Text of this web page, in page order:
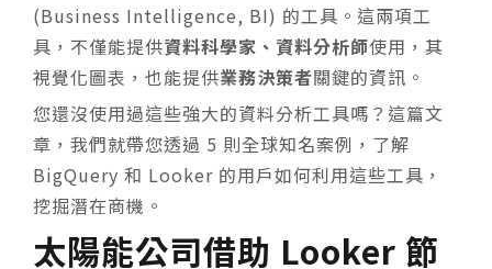
(Business Intelligence, BI) 的工具。這兩項工
具，不僅能提供資料科學家、資料分析師使用，其
視覺化圖表，也能提供業務決策者關鍵的資訊。
您還沒使用過這些強大的資料分析工具嗎？這篇文
章，我們就帶您透過 5 則全球知名案例，了解
BigQuery 和 Looker 的用戶如何利用這些工具，
挖掘潛在商機。
太陽能公司借助 Looker 節